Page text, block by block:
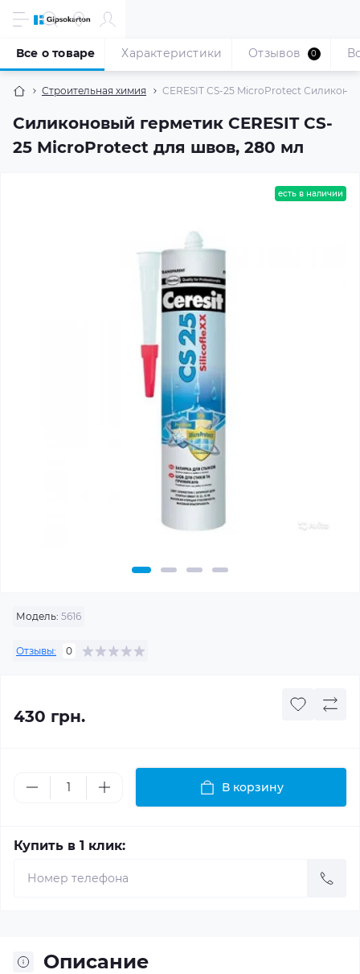
Строительная химия CERESIT CS-25 MicroProtect
Силиконовый герметик CERESIT CS-
25 MicroProtect для швов, 280 мл
Все о товаре Характеристики Отзывов 0
есть в наличии
Модель: 5616
Отзывы: 0
430 грн.
В корзину
Купить в 1 клик:
Описание